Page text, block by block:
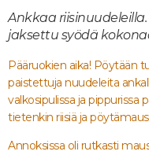
Ankkaa
jaksettu syödä
Pääruokien aika! Pöytään
paistettuja nuudeleita
valkosipulissa ja pippurissa
tietenkin riisiä ja
Annoksissa oli rutkasti